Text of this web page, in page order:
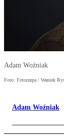
Adam Woźniak
Foto: Fotorzepa / Waniek
Adam Woźniak